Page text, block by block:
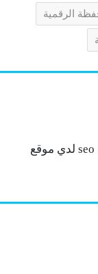
الرقمية
محرر صحفي وأخصائي seo لدي موقع